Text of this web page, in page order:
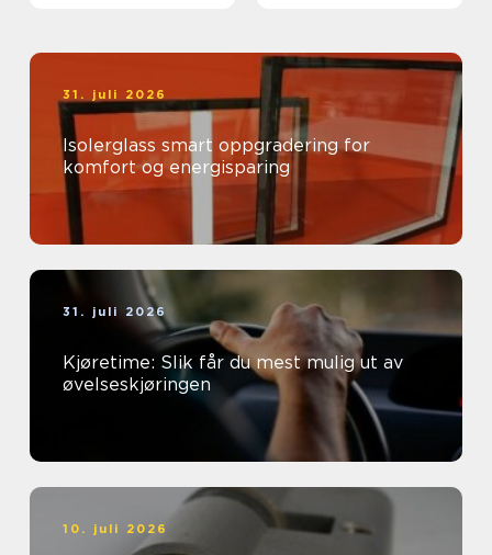
31. juli 2026
Isolerglass smart oppgradering for
komfort og energisparing
31. juli 2026
Kjøretime: Slik får du mest mulig ut av
øvelseskjøringen
10. juli 2026